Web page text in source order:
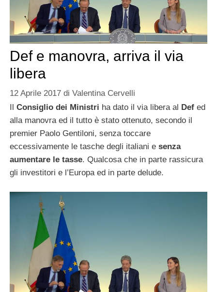
Def e manovra, arriva il via
libera
12 Aprile 2017 di Valentina Cervelli
Consiglio dei Ministri ha dato il via libera al Def ed
alla manovra ed il tutto è stato ottenuto, secondo il
premier Paolo Gentiloni, senza toccare
eccessivamente le tasche degli italiani e senza
aumentare le tasse. Qualcosa che in parte rassicura
gli investitori e l’Europa ed in parte delude.